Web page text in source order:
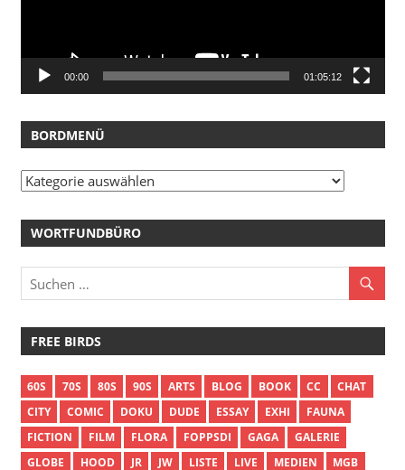
00:00 01:05:12
BORDMENÜ
Bordmenü
WORTFUNDBÜRO
FREE BIRDS
60S 70S 80S 90S ARTS BLOG BOOK CC
CHAT
CITY
COMIC DOKU DUDE ESSAY EXHI
FAUNA
FICTION
FILM FLORA FOPPSDI GAGA
GALERIE
GLOBE
HOOD JR JW LISTE LIVE MEDIEN MGB